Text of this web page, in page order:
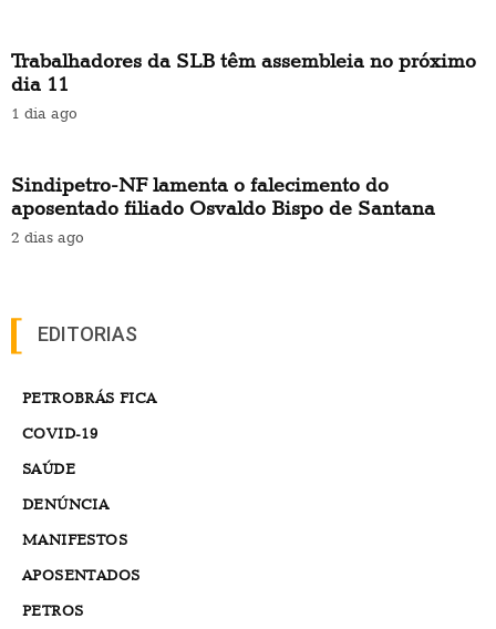
Trabalhadores da SLB têm assembleia no próximo
dia 11
1 dia ago
Sindipetro-NF lamenta o falecimento do
aposentado filiado Osvaldo Bispo de Santana
2 dias ago
EDITORIAS
PETROBRÁS FICA
COVID-19
SAÚDE
DENÚNCIA
MANIFESTOS
APOSENTADOS
PETROS